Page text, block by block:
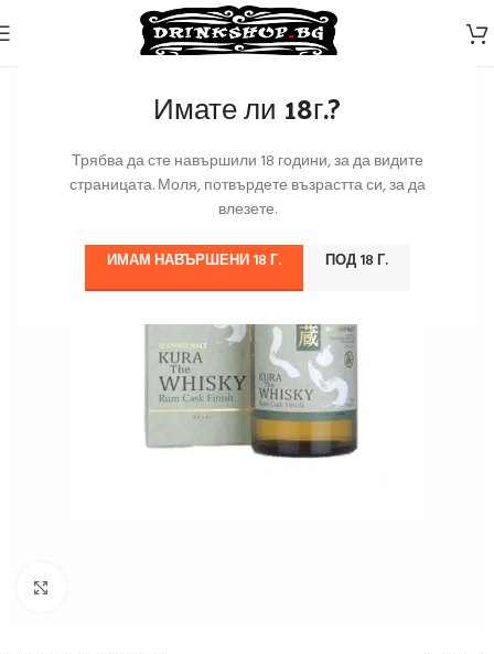
Имате ли 18г.?
Трябва да сте навършили 18 години, за да видите
страницата. Моля, потвърдете възрастта си, за да
влезете.
ИМАМ НАВЪРШЕНИ 18 Г. ПОД 18 Г.